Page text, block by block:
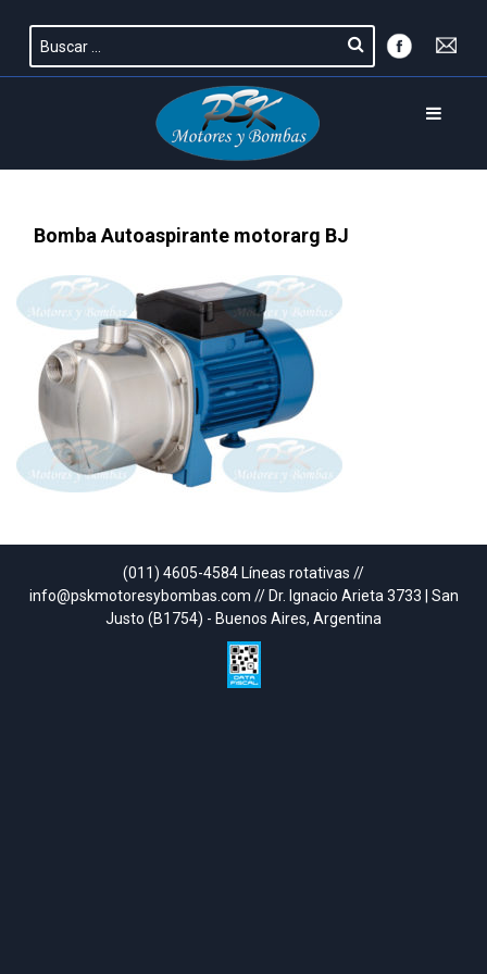
Bomba Autoaspirante motorarg BJ
(011) 4605-4584 Líneas rotativas //
info@pskmotoresybombas.com // Dr. Ignacio Arieta 3733 | San
Justo (B1754) - Buenos Aires, Argentina